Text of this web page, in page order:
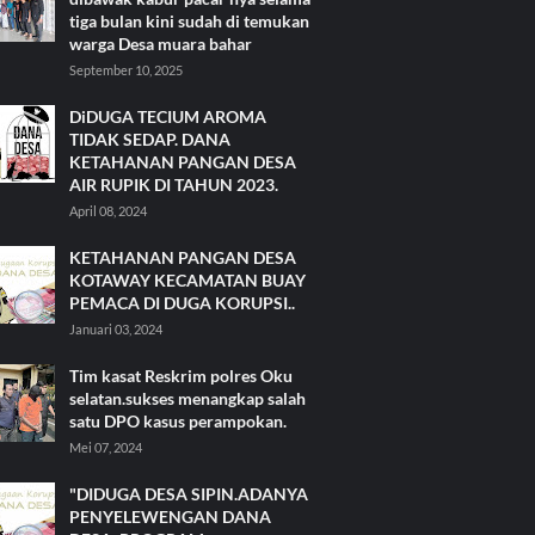
tiga bulan kini sudah di temukan
warga Desa muara bahar
September 10, 2025
DiDUGA TECIUM AROMA
TIDAK SEDAP. DANA
KETAHANAN PANGAN DESA
AIR RUPIK DI TAHUN 2023.
April 08, 2024
KETAHANAN PANGAN DESA
KOTAWAY KECAMATAN BUAY
PEMACA DI DUGA KORUPSI..
Januari 03, 2024
Tim kasat Reskrim polres Oku
selatan.sukses menangkap salah
satu DPO kasus perampokan.
Mei 07, 2024
"DIDUGA DESA SIPIN.ADANYA
PENYELEWENGAN DANA